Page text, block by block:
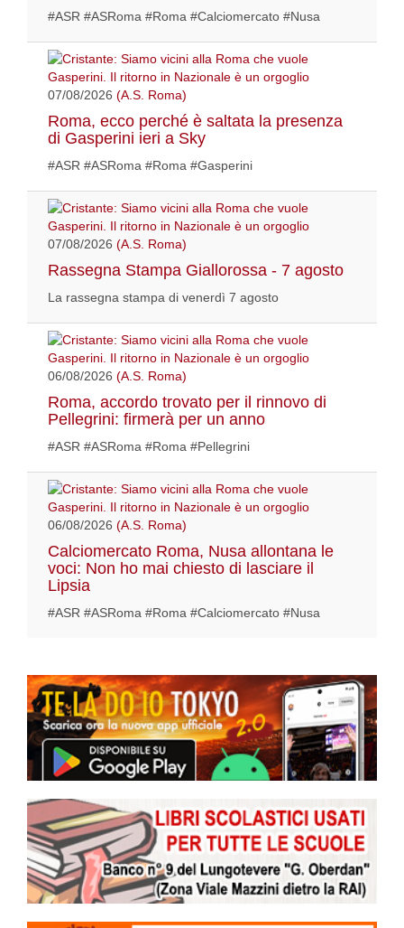
#ASR #ASRoma #Roma #Calciomercato #Nusa
07/08/2026 (A.S. Roma)
Roma, ecco perché è saltata la presenza
di Gasperini ieri a Sky
#ASR #ASRoma #Roma #Gasperini
07/08/2026 (A.S. Roma)
Rassegna Stampa Giallorossa - 7 agosto
La rassegna stampa di venerdì 7 agosto
06/08/2026 (A.S. Roma)
Roma, accordo trovato per il rinnovo di
Pellegrini: firmerà per un anno
#ASR #ASRoma #Roma #Pellegrini
06/08/2026 (A.S. Roma)
Calciomercato Roma, Nusa allontana le
voci: Non ho mai chiesto di lasciare il
Lipsia
#ASR #ASRoma #Roma #Calciomercato #Nusa